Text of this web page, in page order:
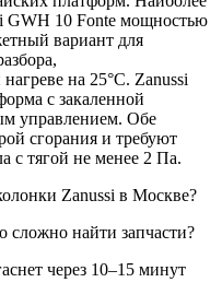
GWH 10 Fonte мощностью
вариант для
на 25°C. Zanussi
с закаленной
управлением. Обе
сгорания и требуют
с тягой не менее 2 Па.
Zanussi в Москве?
сложно найти запчасти?
через 10–15 минут